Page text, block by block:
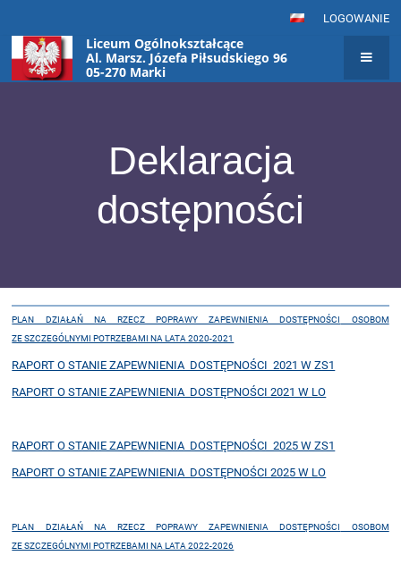
LOGOWANIE
Liceum Ogólnokształcące
Al. Marsz. Józefa Piłsudskiego 96
05-270 Marki
Deklaracja
dostępności
Deklaracja
dostępności
PLAN DZIAŁAŃ NA RZECZ POPRAWY ZAPEWNIENIA DOSTĘPNOŚCI
OSOBOM
ZE SZCZEGÓLNYMI POTRZEBAMI NA LATA 2020-2021
RAPORT O STANIE ZAPEWNIENIA DOSTĘPNOŚCI 2021 W ZS1
RAPORT O STANIE ZAPEWNIENIA DOSTĘPNOŚCI 2021 W LO
RAPORT O STANIE ZAPEWNIENIA DOSTĘPNOŚCI 2025 W ZS1
RAPORT O STANIE ZAPEWNIENIA DOSTĘPNOŚCI 2025 W LO
PLAN DZIAŁAŃ NA RZECZ POPRAWY ZAPEWNIENIA DOSTĘPNOŚCI
OSOBOM
ZE SZCZEGÓLNYMI POTRZEBAMI NA LATA 2022-2026